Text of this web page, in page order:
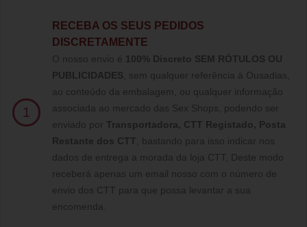
1
RECEBA OS SEUS PEDIDOS
DISCRETAMENTE
O nosso envio é 100% Discreto SEM RÓTULOS OU
PUBLICIDADES , sem qualquer referência à Ousadias,
ao conteúdo da embalagem, ou qualquer informação
associada ao mercado das Sex Shops, podendo ser
enviado por Transportadora, CTT Registado, Posta
Restante dos CTT , bastando para isso indicar nos
dados de entrega a morada da loja CTT, Deste modo
receberá apenas um email nosso com o número de
envio dos CTT para que possa levantar a sua
encomenda.